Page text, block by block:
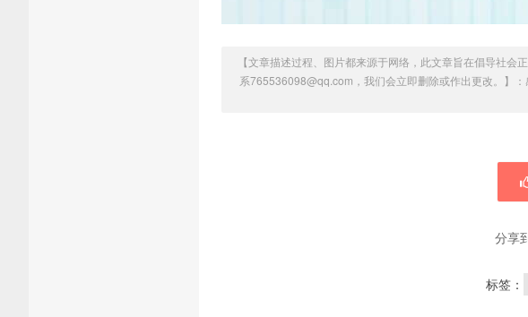
【文章描述过程、图片都来源于网络，此文章旨在倡导社
系765536098@qq.com，我们会立即删除或作出更改。】：
分享
标签：